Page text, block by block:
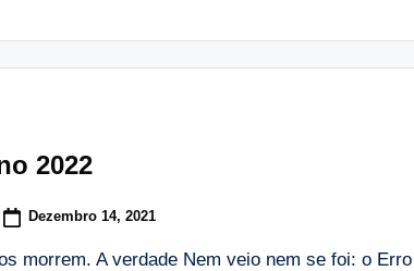
2022
Dezembro 14, 2021
morrem. A verdade Nem veio nem se foi: o